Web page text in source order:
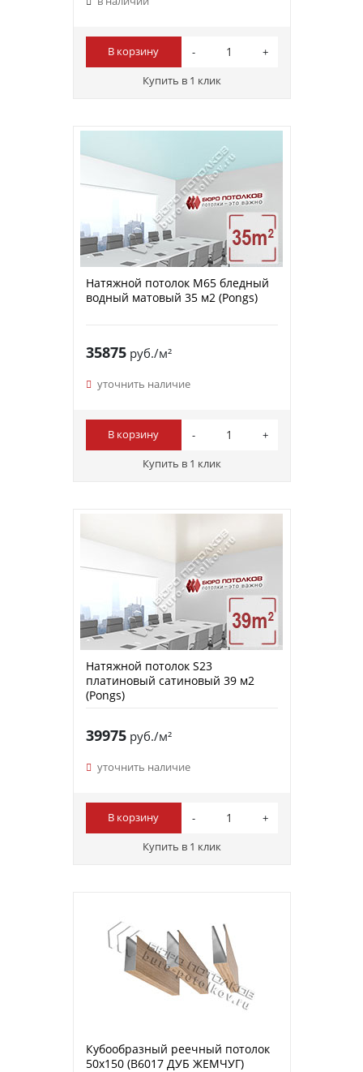
В корзину
Купить в 1 клик
Натяжной потолок M65 бледный
водный матовый 35 м2 (Pongs)
35875руб./м²
уточнить наличие
В корзину
Купить в 1 клик
Натяжной потолок S23
платиновый сатиновый 39 м2
(Pongs)
39975руб./м²
уточнить наличие
В корзину
Купить в 1 клик
Кубообразный реечный потолок
50х150 (B6017 ДУБ ЖЕМЧУГ)